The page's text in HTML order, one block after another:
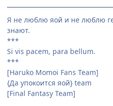
Я не люблю яой и не люблю
знают.
***
Si vis pacem, para bellum.
***
[Haruko Momoi Fans Team]
{Да упокоится яой} team
[Final Fantasy Team]